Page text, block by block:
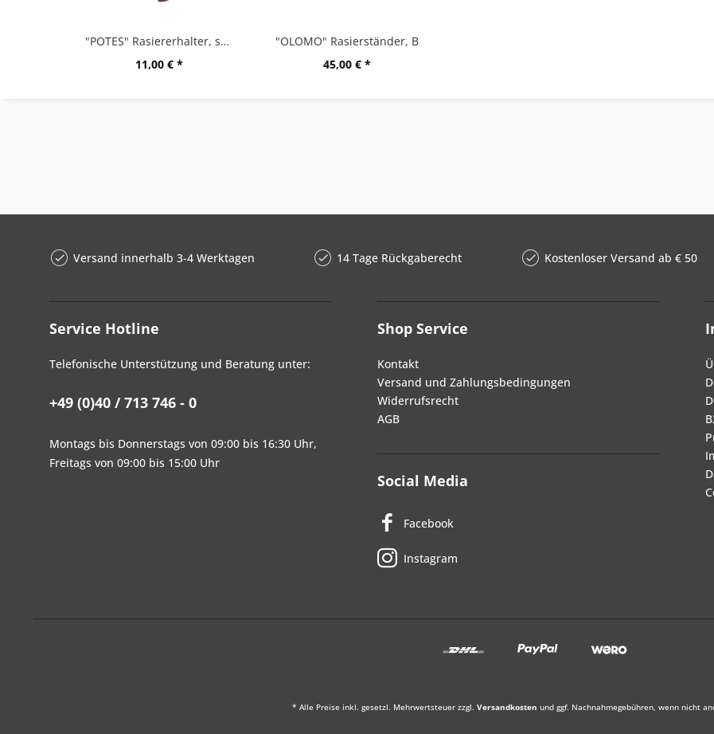
"POTES" Rasiererhalter, schwarz
11,00 € *
"OLOMO" Rasierständer, B
45,00 € *
Versand innerhalb 3-4 Werktagen 14 Tage Rückgaberecht Kostenloser Versand ab € 50
Service Hotline
Telefonische Unterstützung und Beratung unter:
+49 (0)40 / 713 746 - 0
Montags bis Donnerstags von 09:00 bis 16:30 Uhr,
Freitags von 09:00 bis 15:00 Uhr
Shop Service
Kontakt
Versand und Zahlungsbedingungen
Widerrufsrecht
AGB
Social Media
Facebook
Instagram
* Alle Preise inkl. gesetzl. Mehrwertsteuer zzgl. Versandkosten und ggf. Nachnahmegebühren, wenn nicht